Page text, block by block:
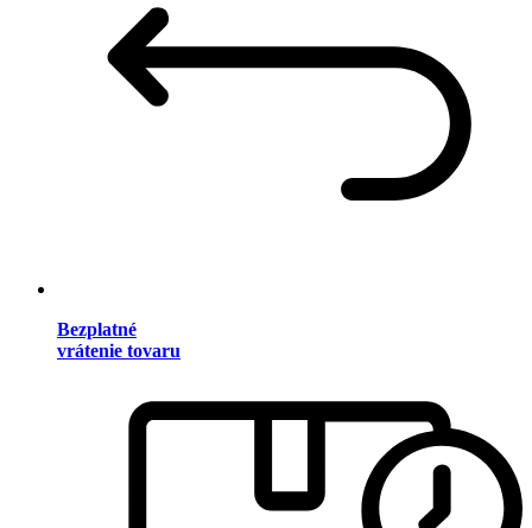
Bezplatné
vrátenie tovaru